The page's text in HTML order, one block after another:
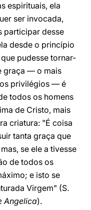
espirituais, ela
ser invocada,
participar desse
desde o princípio
pudesse tornar-
graça ― o mais
privilégios ― é
todos os homens
de Cristo, mais
criatura: "É coisa
tanta graça que
se ele a tivesse
de todos os
e isto se
Virgem" (S.
Angelica).